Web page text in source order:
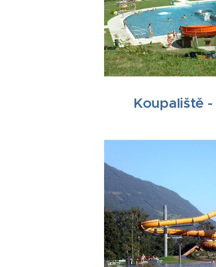
Koupaliště